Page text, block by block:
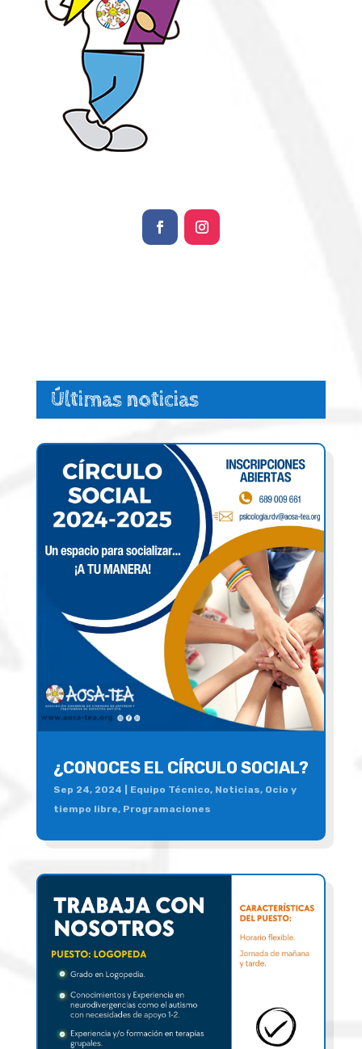
Últimas noticias
¿CONOCES EL CÍRCULO SOCIAL?
Sep 24, 2024 Equipo Técnico, Noticias, Ocio y
tiempo libre, Programaciones